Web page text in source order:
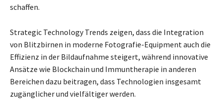
schaffen.
Strategic Technology Trends zeigen, dass die Integration
von Blitzbirnen in moderne Fotografie-Equipment auch die
Effizienz in der Bildaufnahme steigert, während innovative
Ansätze wie Blockchain und Immuntherapie in anderen
Bereichen dazu beitragen, dass Technologien insgesamt
zugänglicher und vielfältiger werden.